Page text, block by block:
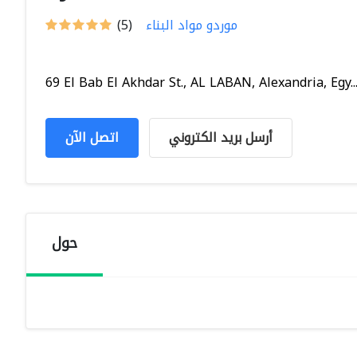
(5) موردو مواد البناء
69 El Bab El Akhdar St., AL LABAN, Alexandria, Egy...
اتصل الآن أرسل بريد الكتروني
حول